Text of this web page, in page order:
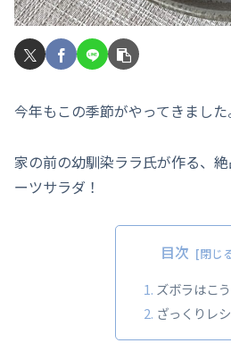
今年もこの季節がやってきました
家の前の幼馴染ララ氏が作る、
ーツサラダ！
目次
ズボラはこ
ざっくりレ